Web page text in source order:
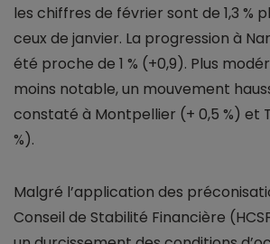
les chiffres de février sont de 1,3 %
ceux de janvier. La progression à
été proche de 1 % (+0,9). Plus
moins notable, un mouvement
constaté à Montpellier (+ 0,5 %) et
%).
Malgré l’application des
Conseil de Stabilité Financière